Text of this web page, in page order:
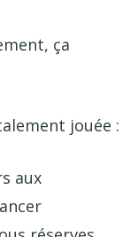
ça
jouée :
aux